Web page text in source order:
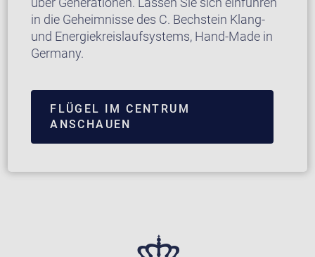
in die Geheimnisse des C. Bechstein Klang-
und Energiekreislaufsystems, Hand-Made in
Germany.
FLÜGEL IM CENTRUM
ANSCHAUEN